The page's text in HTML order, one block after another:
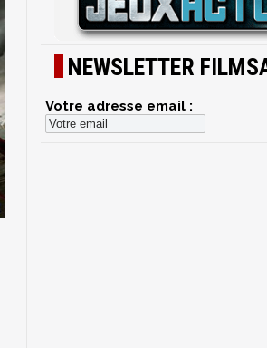
NEWSLETTER
Votre adresse email :